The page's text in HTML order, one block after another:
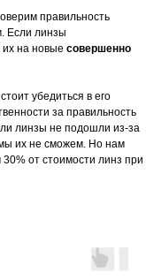
правильность
Если линзы
их на новые совершенно
убедиться в его
за правильность
линзы не подошли из-за
их не сможем. Но нам
от стоимости линз при